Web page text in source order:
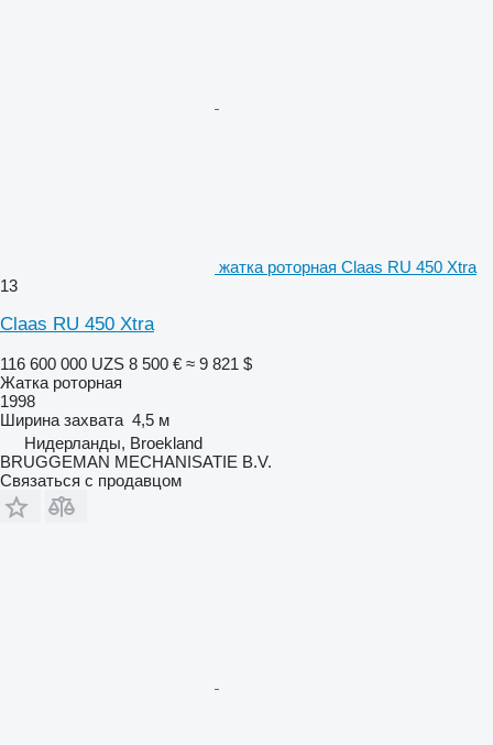
жатка роторная Claas RU 450 Xtra
13
Claas RU 450 Xtra
116 600 000 UZS 8 500 € ≈ 9 821 $
Жатка роторная
1998
Ширина захвата 4,5 м
Нидерланды, Broekland
BRUGGEMAN MECHANISATIE B.V.
Связаться с продавцом